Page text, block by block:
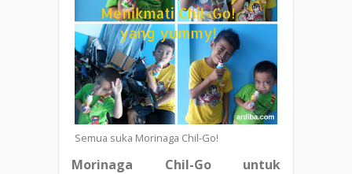
Semua suka Morinaga Chil-Go!
Morinaga Chil-Go untuk